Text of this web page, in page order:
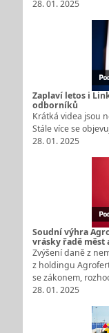
28. 01. 2025
Zaplaví letos i
odborníků
Krátká videa jsou
Stále více se
28. 01. 2025
Soudní výhra
vrásky řadě měst
Zvýšení daně z
z holdingu
se zákonem,
28. 01. 2025